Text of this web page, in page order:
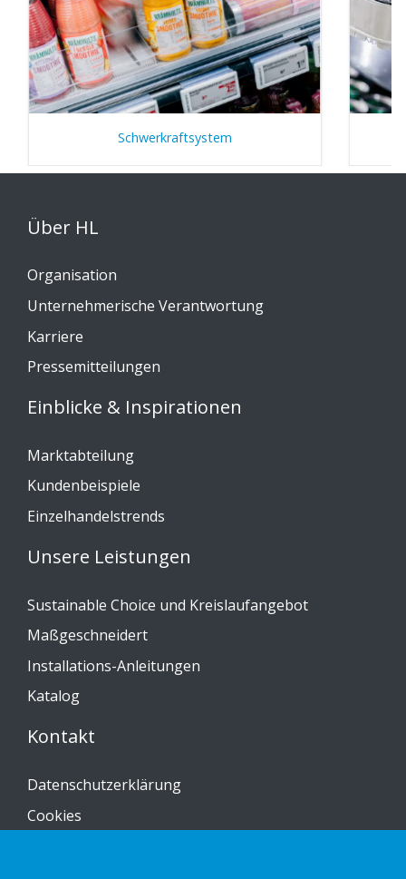
Schwerkraftsystem
Über HL
Organisation
Unternehmerische Verantwortung
Karriere
Pressemitteilungen
Einblicke & Inspirationen
Marktabteilung
Kundenbeispiele
Einzelhandelstrends
Unsere Leistungen
Sustainable Choice und Kreislaufangebot
Maßgeschneidert
Installations-Anleitungen
Katalog
Kontakt
Datenschutzerklärung
Cookies